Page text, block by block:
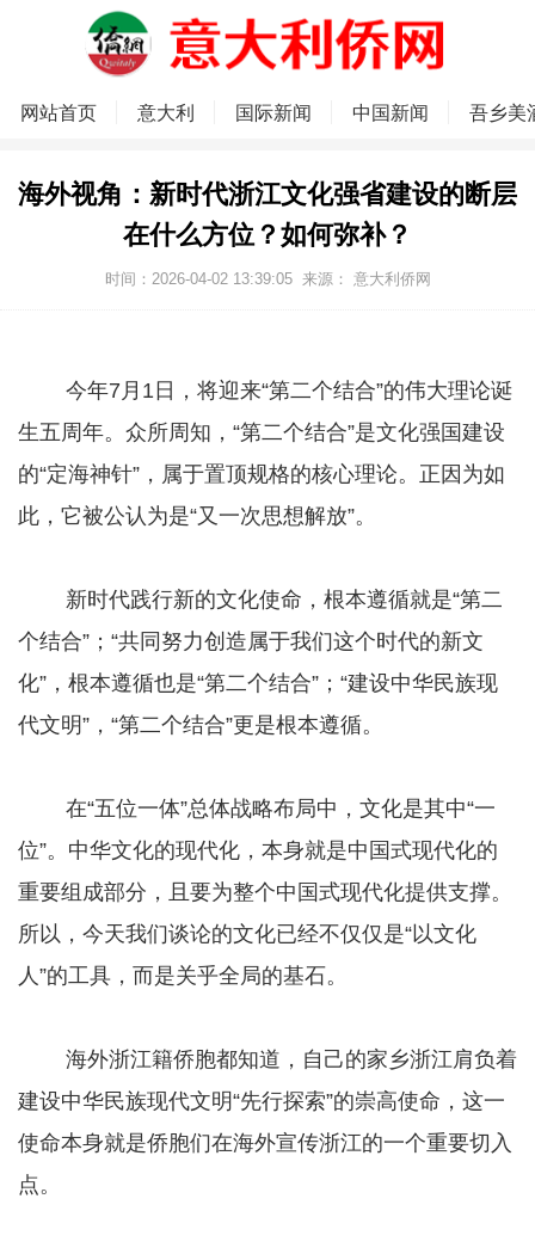
网站首页 意大利 国际新闻 中国新闻 吾乡美
海外视角：新时代浙江文化强省建设的断层
在什么方位？如何弥补？
时间：2026-04-02 13:39:05 来源： 意大利侨网
今年7月1日，将迎来“第二个结合”的伟大理论诞
生五周年。众所周知，“第二个结合”是文化强国建设
的“定海神针”，属于置顶规格的核心理论。正因为如
此，它被公认为是“又一次思想解放”。
新时代践行新的文化使命，根本遵循就是“第二
个结合”；“共同努力创造属于我们这个时代的新文
化”，根本遵循也是“第二个结合”；“建设中华民族现
代文明”，“第二个结合”更是根本遵循。
在“五位一体”总体战略布局中，文化是其中“一
位”。中华文化的现代化，本身就是中国式现代化的
重要组成部分，且要为整个中国式现代化提供支撑。
所以，今天我们谈论的文化已经不仅仅是“以文化
人”的工具，而是关乎全局的基石。
海外浙江籍侨胞都知道，自己的家乡浙江肩负着
建设中华民族现代文明“先行探索”的崇高使命，这一
使命本身就是侨胞们在海外宣传浙江的一个重要切入
点。